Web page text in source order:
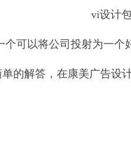
vi设计
可以将公司投射为一个
的解答，在康美广告